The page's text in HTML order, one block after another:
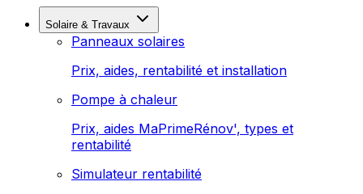
Solaire & Travaux
Panneaux solaires
Prix, aides, rentabilité et installation
Pompe à chaleur
Prix, aides MaPrimeRénov', types et
rentabilité
Simulateur rentabilité